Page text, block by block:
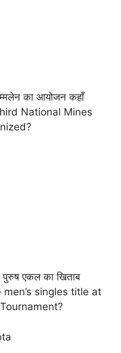
का आयोजन कहाँ
National Mines
पुरुष एकल का खिताब
men’s singles title at